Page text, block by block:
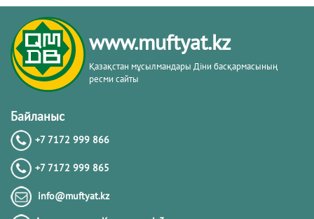
www.muftyat.kz
Қазақстан мұсылмандары Діни басқармасының
ресми сайты
Байланыс
+7 7172 999 866
+7 7172 999 865
info@muftyat.kz